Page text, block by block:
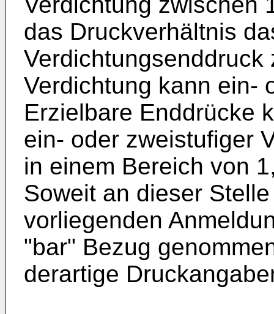
das Druckverhältnis
Verdichtung kann ein-
Erzielbare Enddrücke
ein- oder zweistufiger
in einem Bereich von
Soweit an dieser
vorliegenden
"bar" Bezug
derartige